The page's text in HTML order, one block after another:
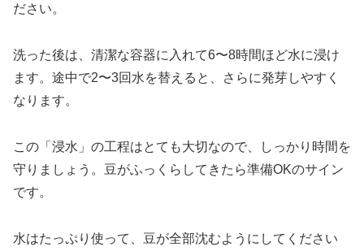
ださい。
洗った後は、清潔な容器に入れて6〜8時間ほど水に浸け
ます。途中で2〜3回水を替えると、さらに発芽しやすく
なります。
この「浸水」の工程はとても大切なので、しっかり時間を
守りましょう。豆がふっくらしてきたら準備OKのサイン
です。
水はたっぷり使って、豆が全部沈むようにしてください